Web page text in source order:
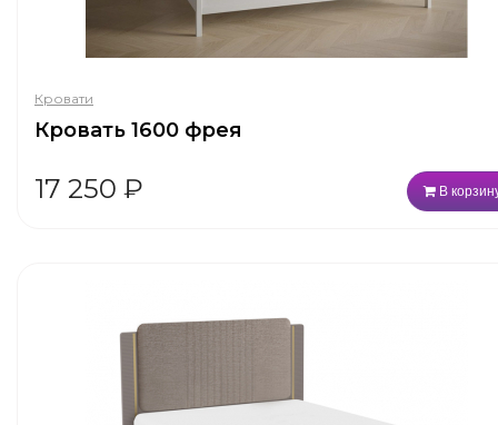
Кровати
Кровать 1600 фрея
17 250 ₽ В